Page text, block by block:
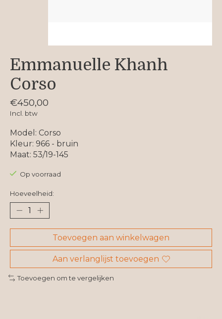
Emmanuelle Khanh
Corso
€450,00
Incl. btw
Model: Corso
Kleur: 966 - bruin
Maat: 53/19-145
Op voorraad
Hoeveelheid:
Toevoegen aan winkelwagen
Aan verlanglijst toevoegen
Toevoegen om te vergelijken